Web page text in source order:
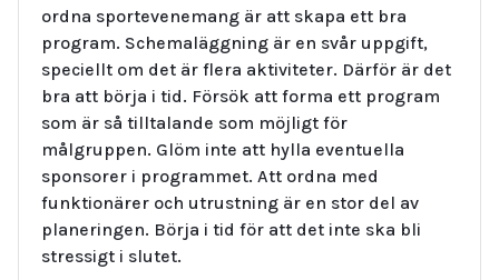
ordna sportevenemang är att skapa ett bra
program. Schemaläggning är en svår uppgift,
speciellt om det är flera aktiviteter. Därför är det
bra att börja i tid. Försök att forma ett program
som är så tilltalande som möjligt för
målgruppen. Glöm inte att hylla eventuella
sponsorer i programmet. Att ordna med
funktionärer och utrustning är en stor del av
planeringen. Börja i tid för att det inte ska bli
stressigt i slutet.